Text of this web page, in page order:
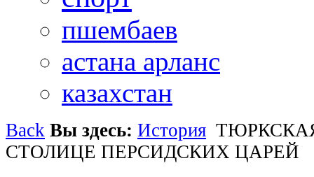
пшембаев
астана арланс
казахстан
Back Вы здесь: История
СТОЛИЦЕ ПЕРСИДСКИХ ЦАРЕЙ